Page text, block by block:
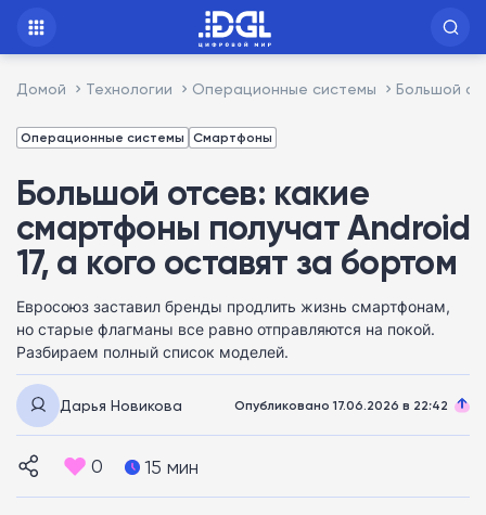
Домой Технологии Операционные системы Большой
Операционные системы Смартфоны
Большой отсев: какие
смартфоны получат Android
17, а кого оставят за бортом
Евросоюз заставил бренды продлить жизнь смартфонам,
но старые флагманы все равно отправляются на покой.
Разбираем полный список моделей.
Дарья Новикова Опубликовано 17.06.2026 в 22:42
0 15 мин